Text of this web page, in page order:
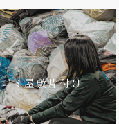
ゴミ屋敷片付け